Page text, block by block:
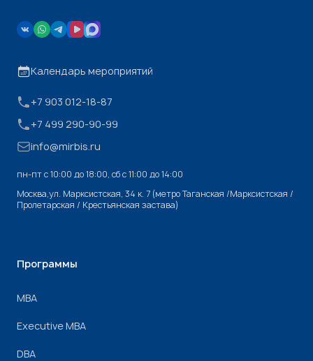
Календарь мероприятий
+7 903 012-18-87
+7 499 290-90-99
info@mirbis.ru
пн-пт с 10:00 до 18:00, cб с 11:00 до 14:00
Москва,ул. Марксистская, 34 к. 7 (метро Таганская /Марксистская /
Пролетарская / Крестьянская застава)
Программы
МВА
Executive MBA
DBA